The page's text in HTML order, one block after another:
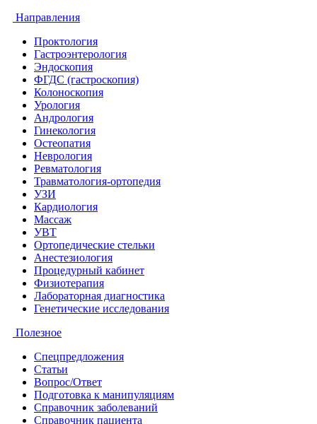
Направления
Проктология
Гастроэнтерология
Эндоскопия
ФГДС (гастроскопия)
Колоноскопия
Урология
Андрология
Гинекология
Остеопатия
Неврология
Ревматология
Травматология-ортопедия
УЗИ
Кардиология
Массаж
УВТ
Ортопедические стельки
Анестезиология
Процедурный кабинет
Физиотерапия
Лабораторная диагностика
Генетические исследования
Полезное
Спецпредложения
Статьи
Вопрос/Ответ
Подготовка к манипуляциям
Справочник заболеваний
Справочник пациента